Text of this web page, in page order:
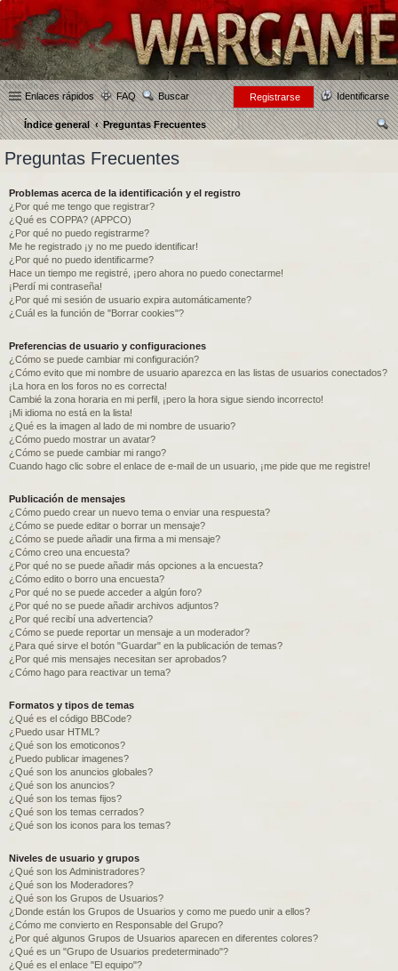
Enlaces rápidos FAQ Buscar Identificarse
Registrarse
Índice general
Preguntas Frecuentes
Preguntas Frecuentes
Problemas acerca de la identificación y el registro
¿Por qué me tengo que registrar?
¿Qué es COPPA? (APPCO)
¿Por qué no puedo registrarme?
Me he registrado ¡y no me puedo identificar!
¿Por qué no puedo identificarme?
Hace un tiempo me registré, ¡pero ahora no puedo conectarme!
¡Perdí mi contraseña!
¿Por qué mi sesión de usuario expira automáticamente?
¿Cuál es la función de "Borrar cookies"?
Preferencias de usuario y configuraciones
¿Cómo se puede cambiar mi configuración?
¿Cómo evito que mi nombre de usuario aparezca en las listas de usuarios conectados?
¡La hora en los foros no es correcta!
Cambié la zona horaria en mi perfil, ¡pero la hora sigue siendo incorrecto!
¡Mi idioma no está en la lista!
¿Qué es la imagen al lado de mi nombre de usuario?
¿Cómo puedo mostrar un avatar?
¿Cómo se puede cambiar mi rango?
Cuando hago clic sobre el enlace de e-mail de un usuario, ¡me pide que me registre!
Publicación de mensajes
¿Cómo puedo crear un nuevo tema o enviar una respuesta?
¿Cómo se puede editar o borrar un mensaje?
¿Cómo se puede añadir una firma a mi mensaje?
¿Cómo creo una encuesta?
¿Por qué no se puede añadir más opciones a la encuesta?
¿Cómo edito o borro una encuesta?
¿Por qué no se puede acceder a algún foro?
¿Por qué no se puede añadir archivos adjuntos?
¿Por qué recibí una advertencia?
¿Cómo se puede reportar un mensaje a un moderador?
¿Para qué sirve el botón "Guardar" en la publicación de temas?
¿Por qué mis mensajes necesitan ser aprobados?
¿Cómo hago para reactivar un tema?
Formatos y tipos de temas
¿Qué es el código BBCode?
¿Puedo usar HTML?
¿Qué son los emoticonos?
¿Puedo publicar imagenes?
¿Qué son los anuncios globales?
¿Qué son los anuncios?
¿Qué son los temas fijos?
¿Qué son los temas cerrados?
¿Qué son los iconos para los temas?
Niveles de usuario y grupos
¿Qué son los Administradores?
¿Qué son los Moderadores?
¿Qué son los Grupos de Usuarios?
¿Donde están los Grupos de Usuarios y como me puedo unir a ellos?
¿Cómo me convierto en Responsable del Grupo?
¿Por qué algunos Grupos de Usuarios aparecen en diferentes colores?
¿Qué es un "Grupo de Usuarios predeterminado"?
¿Qué es el enlace "El equipo"?